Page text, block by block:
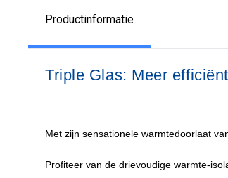
Productinformatie
Triple Glas: Meer
Met zijn sensationele warmtedoorlaat
Profiteer van de drievoudige warmte-